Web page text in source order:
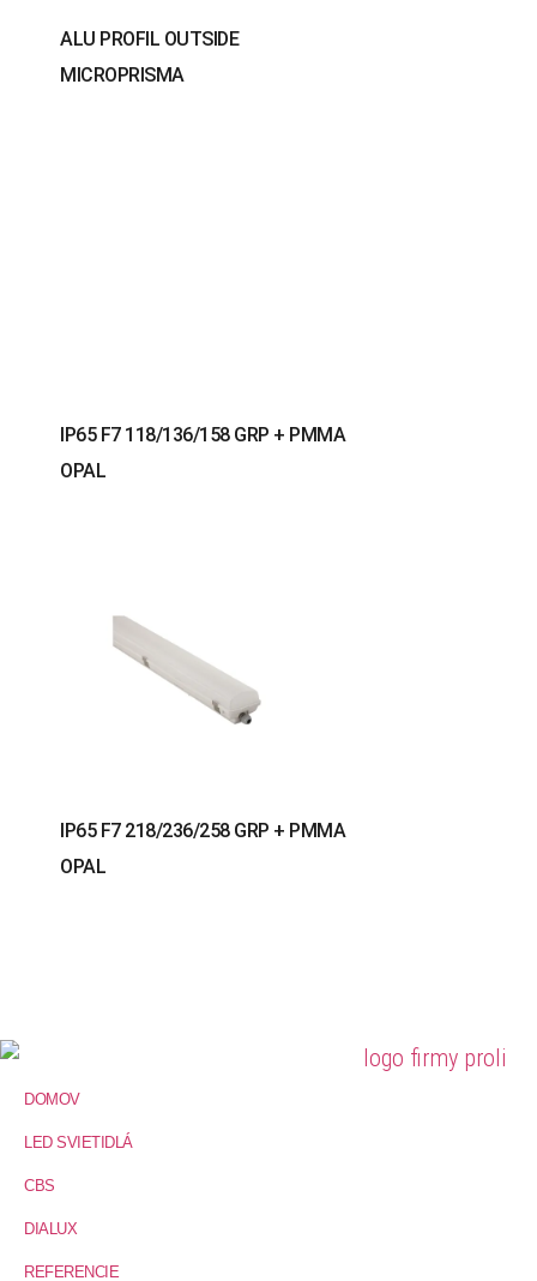
ALU PROFIL OUTSIDE
MICROPRISMA
IP65 F7 118/136/158 GRP + PMMA
OPAL
IP65 F7 218/236/258 GRP + PMMA
OPAL
DOMOV
LED SVIETIDLÁ
CBS
DIALUX
REFERENCIE